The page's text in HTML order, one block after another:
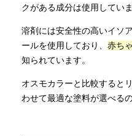
クがある成分は使用していま
溶剤には安全性の高いイソ
ールを使用しており、 赤ち
知られています。
オスモカラーと比較すると
わせて最適な塗料が選べる